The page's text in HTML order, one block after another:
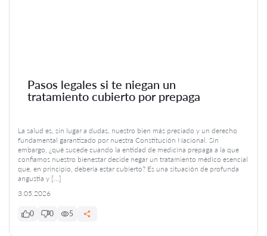
Pasos legales si te niegan un
tratamiento cubierto por prepaga
La salud es, sin lugar a dudas, nuestro bien más preciado y un derecho
fundamental garantizado por nuestra Constitución Nacional. Sin
embargo, ¿qué sucede cuando la entidad de medicina prepaga a la que
confiamos nuestro bienestar decide negar un tratamiento médico esencial
que, en principio, debería estar cubierto? Es una situación de profunda
angustia y […]
3.05.2026
0 0 5